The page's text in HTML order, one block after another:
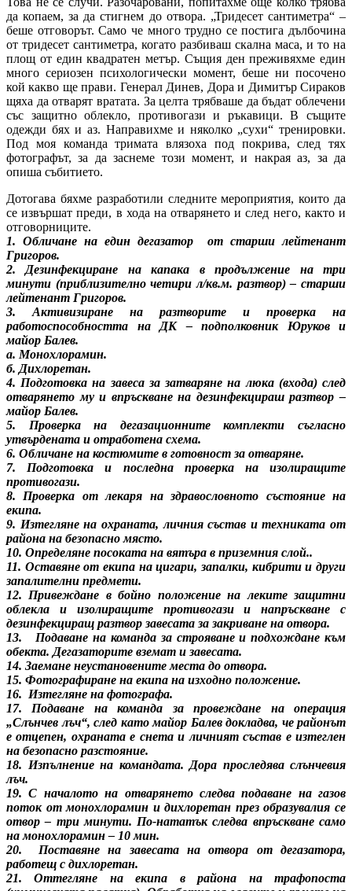
да копаем, за да стигнем до отвора. „Тридесет сантиметра“ –
беше отговорът. Само че много трудно се постига дълбочина
от тридесет сантиметра, когато разбиваш скална маса, и то на
площ от един квадратен метър. Същия ден преживяхме един
много сериозен психологически момент, беше ни посочено
кой какво ще прави. Генерал Динев, Дора и Димитър Сираков
щяха да отварят вратата. За целта трябваше да бъдат облечени
със защитно облекло, противогази и ръкавици. В същите
одежди бях и аз. Направихме и няколко „сухи“ тренировки.
Под моя команда тримата влязоха под покрива, след тях
фотографът, за да заснеме този момент, и накрая аз, за да
опиша събитието.
Дотогава бяхме разработили следните мероприятия, които да
се извършат преди, в хода на отварянето и след него, както и
отговорниците.
1. Обличане на един дегазатор от старши лейтенант
Григоров.
2. Дезинфекциране на капака в продължение на три
минути (приблизително четири л/кв.м. разтвор) – старши
лейтенант Григоров.
3. Активизиране на разтворите и проверка на
работоспособността на ДК – подполковник Юруков и
майор Балев.
а. Монохлорамин.
б. Дихлоретан.
4. Подготовка на завеса за затваряне на люка (входа) след
отварянето му и впръскване на дезинфекцираш разтвор –
майор Балев.
5. Проверка на дегазационните комплекти съгласно
утвърдената и отработена схема.
6. Обличане на костюмите в готовност за отваряне.
7. Подготовка и последна проверка на изолиращите
противогази.
8. Проверка от лекаря на здравословното състояние на
екипа.
9. Изтегляне на охраната, личния състав и техниката от
района на безопасно място.
10. Определяне посоката на вятъра в приземния слой..
11. Оставяне от екипа на цигари, запалки, кибрити и други
запалителни предмети.
12. Привеждане в бойно положение на леките защитни
облекла и изолиращите противогази и напръскване с
дезинфекциращ разтвор завесата за закриване на отвора.
13. Подаване на команда за строяване и подхождане към
обекта. Дегазаторите вземат и завесата.
14. Заемане неустановените места до отвора.
15. Фотографиране на екипа на изходно положение.
16. Изтегляне на фотографа.
17. Подаване на команда за провеждане на операция
„Слънчев лъч“, след като майор Балев докладва, че районът
е отцепен, охраната е снета и личният състав е изтеглен
на безопасно разстояние.
18. Изпълнение на командата. Дора проследява слънчевия
лъч.
19. С началото на отварянето следва подаване на газов
поток от монохлорамин и дихлоретан през образувалия се
отвор – три минути. По-нататък следва впръскване само
на монохлорамин – 10 мин.
20. Поставяне на завесата на отвора от дегазатора,
работещ с дихлоретан.
21. Оттегляне на екипа в района на трафопоста